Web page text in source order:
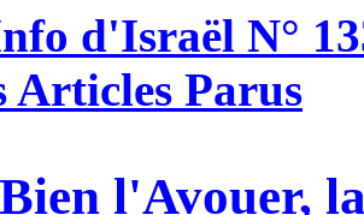
d'Israël N°
Articles Parus
l'Avouer,